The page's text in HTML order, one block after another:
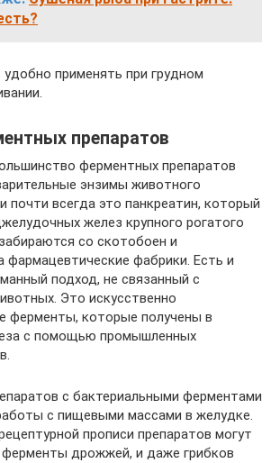
удобно применять при грудном
препаратов
ферментных препаратов
энзимы животного
почти всегда это панкреатин, который
желез крупного рогатого
со скотобоен и
фармацевтические фабрики. Есть и
подход, не связанный с
Это искусственно
ферменты, которые получены в
с помощью промышленных
с бактериальными ферментами
с пищевыми массами в желудке.
прописи препаратов могут
ферменты дрожжей, и даже грибков